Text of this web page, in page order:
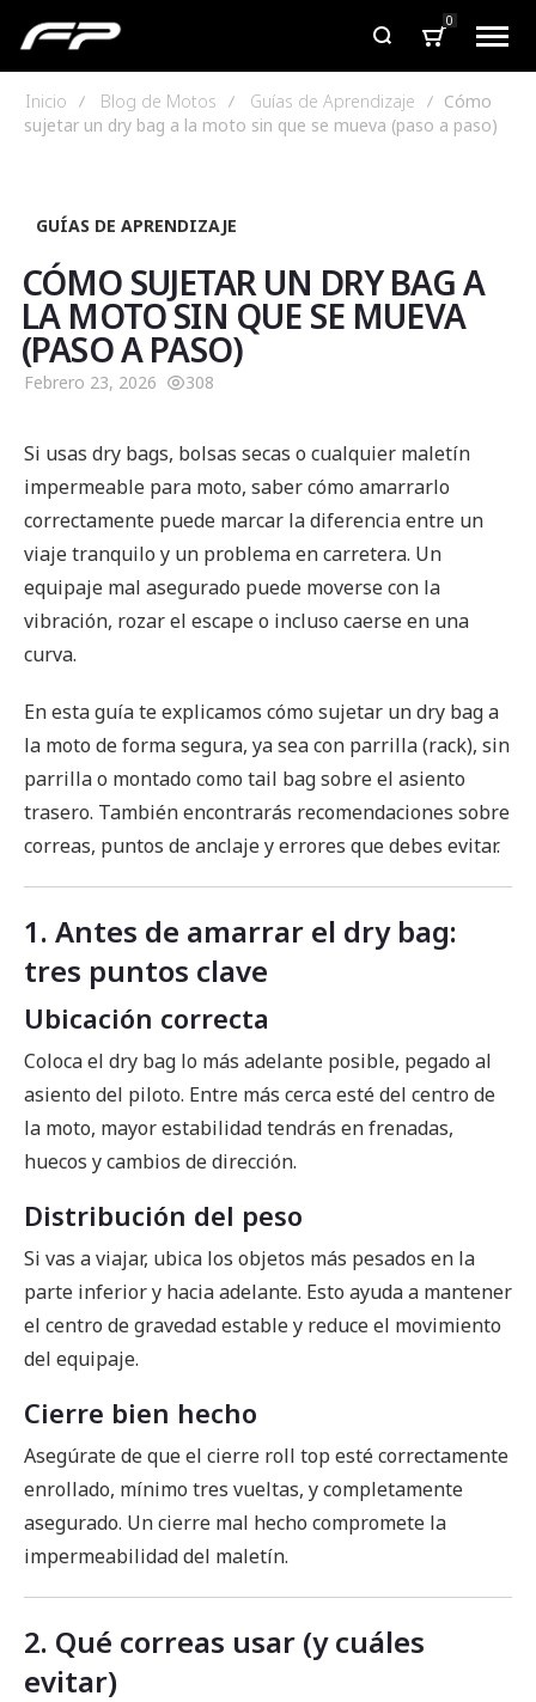
0
Inicio Blog de Motos Guías de Aprendizaje
Cómo
sujetar un dry bag a la moto sin que se mueva (paso a paso)
GUÍAS DE APRENDIZAJE
CÓMO SUJETAR UN DRY BAG A
LA MOTO SIN QUE SE MUEVA
(PASO A PASO)
Febrero 23, 2026 308
Si usas dry bags, bolsas secas o cualquier maletín
impermeable para moto, saber cómo amarrarlo
correctamente puede marcar la diferencia entre un
viaje tranquilo y un problema en carretera. Un
equipaje mal asegurado puede moverse con la
vibración, rozar el escape o incluso caerse en una
curva.
En esta guía te explicamos cómo sujetar un dry bag a
la moto de forma segura, ya sea con parrilla (rack), sin
parrilla o montado como tail bag sobre el asiento
trasero. También encontrarás recomendaciones sobre
correas, puntos de anclaje y errores que debes evitar.
1. Antes de amarrar el dry bag:
tres puntos clave
Ubicación correcta
Coloca el dry bag lo más adelante posible, pegado al
asiento del piloto. Entre más cerca esté del centro de
la moto, mayor estabilidad tendrás en frenadas,
huecos y cambios de dirección.
Distribución del peso
Si vas a viajar, ubica los objetos más pesados en la
parte inferior y hacia adelante. Esto ayuda a mantener
el centro de gravedad estable y reduce el movimiento
del equipaje.
Cierre bien hecho
Asegúrate de que el cierre roll top esté correctamente
enrollado, mínimo tres vueltas, y completamente
asegurado. Un cierre mal hecho compromete la
impermeabilidad del maletín.
2. Qué correas usar (y cuáles
evitar)